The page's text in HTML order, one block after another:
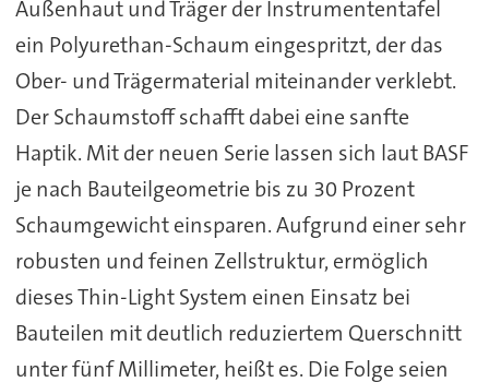
Außenhaut und Träger der Instrumententafel
ein Polyurethan-Schaum eingespritzt, der das
Ober- und Trägermaterial miteinander verklebt.
Der Schaumstoff schafft dabei eine sanfte
Haptik. Mit der neuen Serie lassen sich laut BASF
je nach Bauteilgeometrie bis zu 30 Prozent
Schaumgewicht einsparen. Aufgrund einer sehr
robusten und feinen Zellstruktur, ermöglich
dieses Thin-Light System einen Einsatz bei
Bauteilen mit deutlich reduziertem Querschnitt
unter fünf Millimeter, heißt es. Die Folge seien